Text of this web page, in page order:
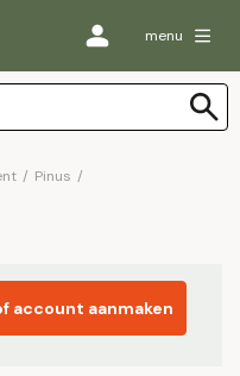
menu
/ Pinus /
account aanmaken